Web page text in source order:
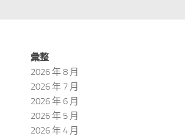
彙整
2026 年 8 月
2026 年 7 月
2026 年 6 月
2026 年 5 月
2026 年 4 月